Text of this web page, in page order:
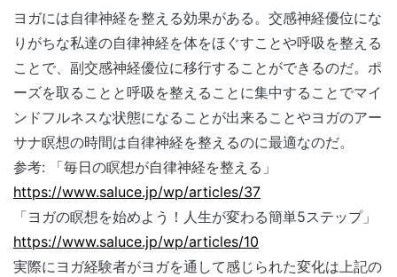
ヨガには自律神経を整える効果がある。交感神経優位にな
りがちな私達の自律神経を体をほぐすことや呼吸を整える
ことで、副交感神経優位に移行することができるのだ。ポ
ーズを取ることと呼吸を整えることに集中することでマイ
ンドフルネスな状態になることが出来ることやヨガのアー
サナ瞑想の時間は自律神経を整えるのに最適なのだ。
参考: 「毎日の瞑想が自律神経を整える」
https://www.saluce.jp/wp/articles/37
「ヨガの瞑想を始めよう！人生が変わる簡単5ステップ」
https://www.saluce.jp/wp/articles/10
実際にヨガ経験者がヨガを通して感じられた変化は上記の